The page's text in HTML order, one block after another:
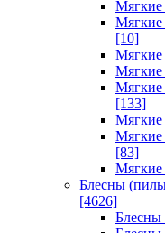
Мягкие
Мягкие
[10]
Мягкие
Мягкие
Мягкие
[133]
Мягкие
[83]
Мягкие
Блесны
[4626]